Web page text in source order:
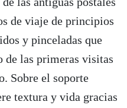
de viaje de principios
y pinceladas que
de las primeras visitas
Sobre el soporte
textura y vida gracias